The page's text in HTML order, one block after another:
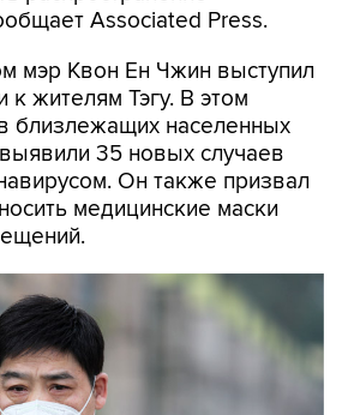
Associated Press.
мэр Квон Ен Чжин выступил
жителям Тэгу. В этом
близлежащих населенных
выявили 35 новых случаев
Он также призвал
медицинские маски